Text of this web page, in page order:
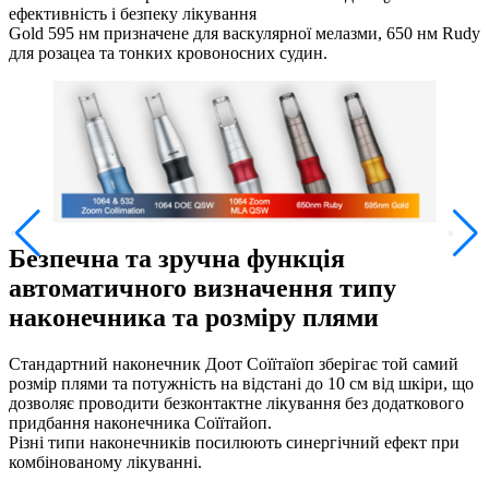
ефективність і безпеку лікування
Gold 595 нм призначене для васкулярної мелазми, 650 нм Rudy
для розацеа та тонких кровоносних судин.
Безпечна та зручна функція
автоматичного визначення типу
наконечника та розміру плями
Стандартний наконечник Доот Соїїтаїоп зберігає той самий
розмір плями та потужність на відстані до 10 см від шкіри, що
дозволяє проводити безконтактне лікування без додаткового
придбання наконечника Соїїтайоп.
Різні типи наконечників посилюють синергічний ефект при
комбінованому лікуванні.